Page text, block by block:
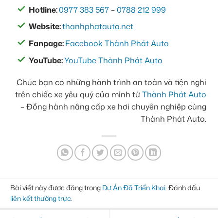
Hotline:0977 383 567 –0788 212 999
Website:thanhphatauto.net
Fanpage:Facebook Thành Phát Auto
YouTube:YouTube Thành Phát Auto
Chúc bạn có những hành trình an toàn và tiện nghi
trên chiếc xe yêu quý của mình từThành Phát Auto
– Đồng hành nâng cấp xe hơi chuyên nghiệp cùng
Thành Phát Auto.
Bài viết này được đăng trong Dự Án Đã Triển Khai. Đánh dấu
liên kết thường trực.